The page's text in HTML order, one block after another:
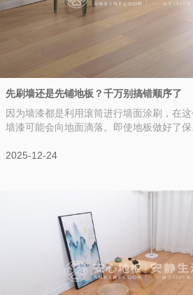
先刷墙还是先铺地板？千万别搞错顺序了
因为墙漆都是利用滚筒进行墙面涂刷，在
墙漆可能会向地面滴落。即使地板做好了保
2025-12-24